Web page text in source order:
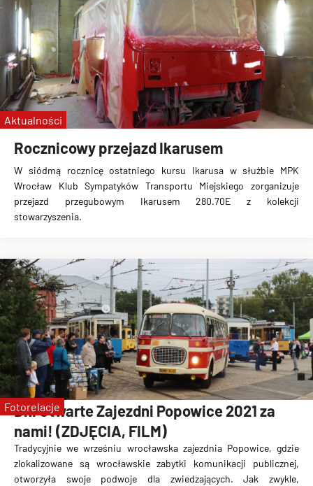
Rocznicowy przejazd Ikarusem
W siódmą rocznicę ostatniego kursu Ikarusa w służbie MPK
Wrocław Klub Sympatyków Transportu Miejskiego zorganizuje
przejazd przegubowym Ikarusem 280.70E z kolekcji
stowarzyszenia.
Aktualności
Dni Otwarte Zajezdni Popowice 2021 za
nami! (ZDJĘCIA, FILM)
Tradycyjnie we wrześniu wrocławska zajezdnia Popowice, gdzie
zlokalizowane są wrocławskie zabytki komunikacji publicznej,
otworzyła swoje podwoje dla zwiedzających. Jak zwykle,
Fotorelacje